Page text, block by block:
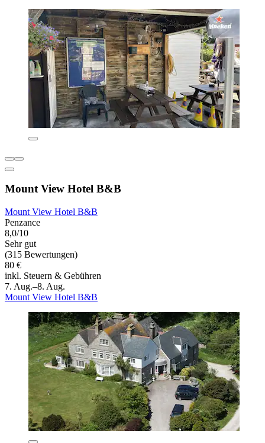
Mount View Hotel B&B
Mount View Hotel B&B
Penzance
8,0/10
Sehr gut
(315 Bewertungen)
80 €
inkl. Steuern & Gebühren
7. Aug.–8. Aug.
Mount View Hotel B&B